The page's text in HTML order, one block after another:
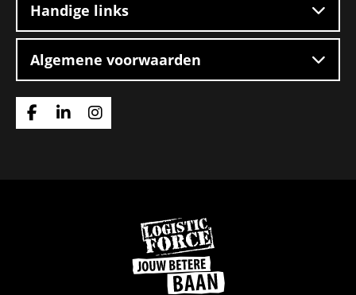
Handige links
Algemene voorwaarden
Ga
Ga
Ga
Ga
naar
de
homepage